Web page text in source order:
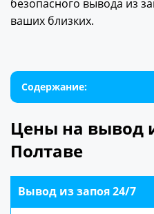
безопасного вывода из
ваших близких.
Содержание:
Цены на вывод
Полтаве
Вывод из запоя 24/7